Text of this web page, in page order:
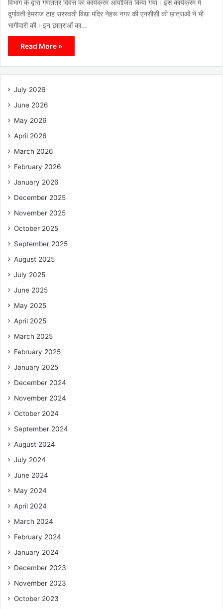
विभाग के द्वारा गणतंत्र दिवस का कार्यक्रम आयोजित किया गया। इस कार्यक्रम में
दुर्गावती हेमराज टाह सरस्वती विद्या मंदिर नेहरू नगर की एनसीसी की छात्राओं ने भी
भागीदारी की। इन छात्राओं का…
Read More »
July 2026
June 2026
May 2026
April 2026
March 2026
February 2026
January 2026
December 2025
November 2025
October 2025
September 2025
August 2025
July 2025
June 2025
May 2025
April 2025
March 2025
February 2025
January 2025
December 2024
November 2024
October 2024
September 2024
August 2024
July 2024
June 2024
May 2024
April 2024
March 2024
February 2024
January 2024
December 2023
November 2023
October 2023